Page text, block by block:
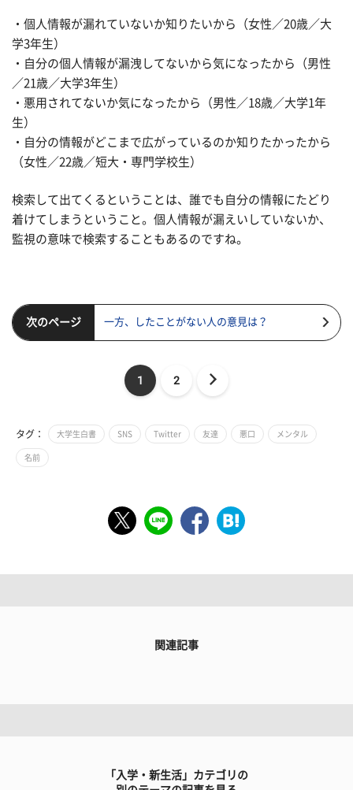
・個人情報が漏れていないか知りたいから（女性／20歳／大
学3年生）
・自分の個人情報が漏洩してないから気になったから（男性
／21歳／大学3年生）
・悪用されてないか気になったから（男性／18歳／大学1年
生）
・自分の情報がどこまで広がっているのか知りたかったから
（女性／22歳／短大・専門学校生）
検索して出てくるということは、誰でも自分の情報にたどり
着けてしまうということ。個人情報が漏えいしていないか、
監視の意味で検索することもあるのですね。
次のページ 一方、したことがない人の意見は？
1 2
タグ： 大学生白書 SNS Twitter 友達 悪口 メンタル
名前
関連記事
「入学・新生活」カテゴリの